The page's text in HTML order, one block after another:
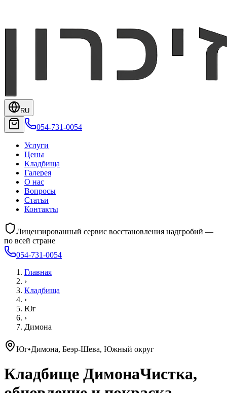
RU
054-731-0054
Услуги
Цены
Кладбища
Галерея
О нас
Вопросы
Статьи
Контакты
Лицензированный сервис восстановления надгробий —
по всей стране
054-731-0054
Главная
›
Кладбища
›
Юг
›
Димона
Юг•Димона, Беэр-Шева, Южный округ
Кладбище ДимонаЧистка,